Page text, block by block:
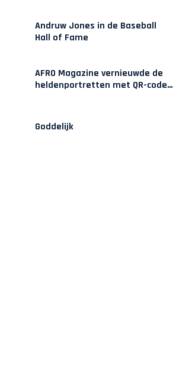
Andruw Jones in de Baseball
Hall of Fame
AFRO Magazine vernieuwde de
heldenportretten met QR-codes
Goddelijk